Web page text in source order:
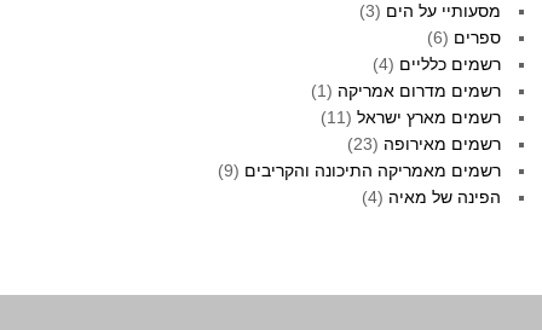
מסעותיי על הים (3)
ספרים (6)
רשמים כלליים (4)
רשמים מדרום אמריקה (1)
רשמים מארץ ישראל (11)
רשמים מאירופה (23)
רשמים מאמריקה התיכונה והקריבים (9)
הפינה של מאיה (4)